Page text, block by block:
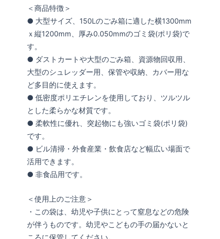
＜商品特徴＞
● 大型サイズ、150Lのごみ箱に適した横1300mm
ｘ縦1200mm、厚み0.050mmのゴミ袋(ポリ袋)で
す。
● ダストカートや大型のごみ箱、資源物回収用、
大型のシュレッダー用、保管や収納、カバー用な
ど多目的に使えます。
● 低密度ポリエチレンを使用しており、ツルツル
とした柔らかな材質です。
● 柔軟性に優れ、突起物にも強いゴミ袋(ポリ袋)
です。
● ビル清掃・外食産業・飲食店など幅広い場面で
活用できます。
● 非食品用です。
＜使用上のご注意＞
・この袋は、幼児や子供にとって窒息などの危険
が伴うものです。幼児やこどもの手の届かないと